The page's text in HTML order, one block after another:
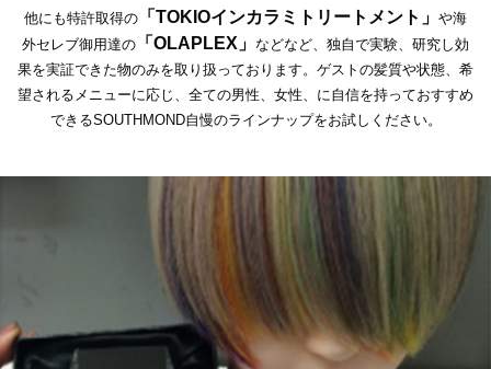
他にも特許取得の 「TOKIOインカラミトリートメント」 や海
外セレブ御用達の 「OLAPLEX」 などなど、独自で実験、研究し効
果を実証できた物のみを取り扱っております。ゲストの髪質や状態、希
望されるメニューに応じ、全ての男性、女性、に自信を持っておすすめ
できるSOUTHMOND自慢のラインナップをお試しください。